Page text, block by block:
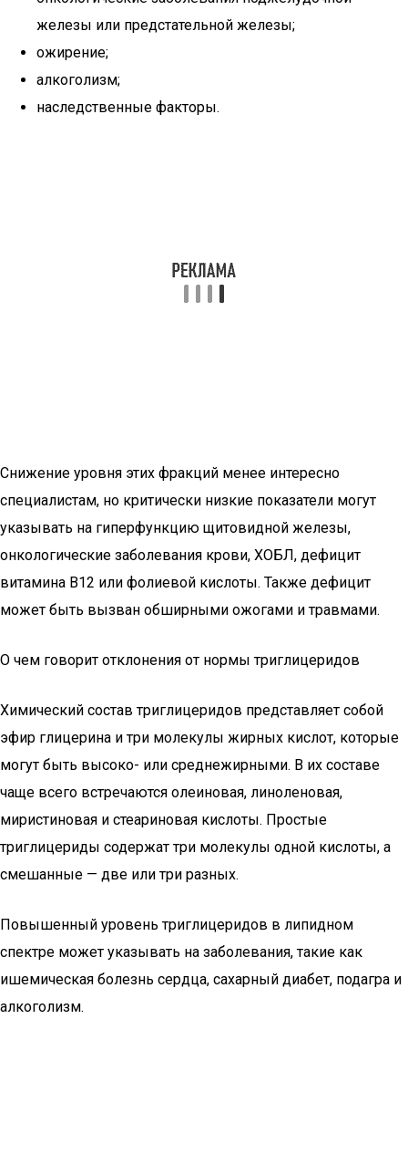
железы или предстательной железы;
ожирение;
алкоголизм;
наследственные факторы.
Снижение уровня этих фракций менее интересно
специалистам, но критически низкие показатели могут
указывать на гиперфункцию щитовидной железы,
онкологические заболевания крови, ХОБЛ, дефицит
витамина В12 или фолиевой кислоты. Также дефицит
может быть вызван обширными ожогами и травмами.
О чем говорит отклонения от нормы триглицеридов
Химический состав триглицеридов представляет собой
эфир глицерина и три молекулы жирных кислот, которые
могут быть высоко- или среднежирными. В их составе
чаще всего встречаются олеиновая, линоленовая,
миристиновая и стеариновая кислоты. Простые
триглицериды содержат три молекулы одной кислоты, а
смешанные — две или три разных.
Повышенный уровень триглицеридов в липидном
спектре может указывать на заболевания, такие как
ишемическая болезнь сердца, сахарный диабет, подагра и
алкоголизм.